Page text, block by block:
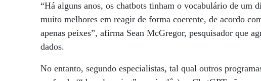
“Há alguns anos, os chatbots tinham o vocabulário de um
muito melhores em reagir de forma coerente, de acordo
apenas peixes”, afirma Sean McGregor, pesquisador que
dados.
No entanto, segundo especialistas, tal qual outros